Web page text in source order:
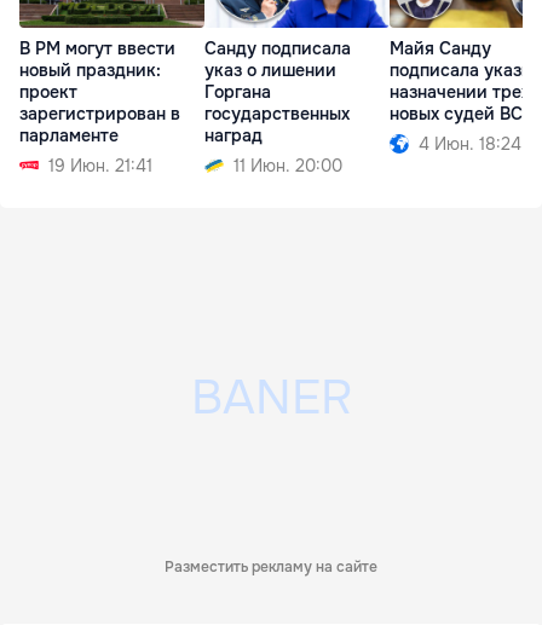
В РМ могут ввести
новый праздник:
проект
зарегистрирован в
парламенте
19 Июн. 21:41
Санду подписала
указ о лишении
Горгана
государственных
наград
11 Июн. 20:00
Майя Санду
подписала указы
назначении трех
новых судей ВСП
4 Июн. 18:24
Разместить рекламу на сайте